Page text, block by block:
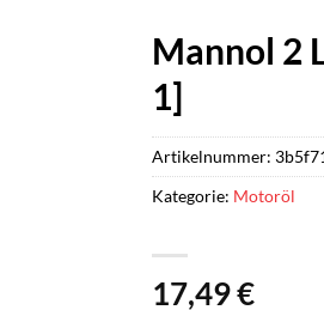
Mannol 2
1]
17,49€
Artikelnummer:
Kategorie: Motoröl